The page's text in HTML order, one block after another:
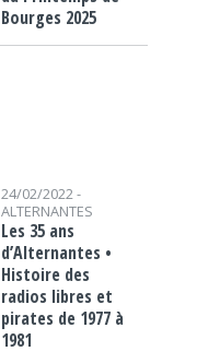
Bourges 2025
24/02/2022 -
ALTERNANTES
Les 35 ans
d’Alternantes •
Histoire des
radios libres et
pirates de 1977 à
1981